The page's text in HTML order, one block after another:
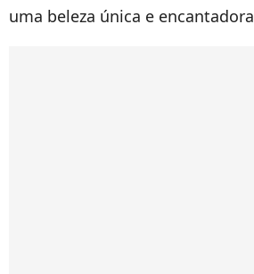
uma beleza única e encantadora